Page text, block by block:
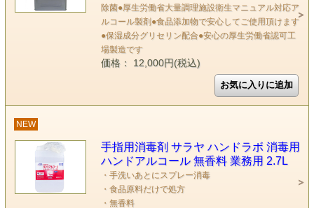
除菌●厚生労働省大量調理施設衛生マニュアル対応ア
ルコール製剤●食品添加物で安心してご使用頂けます
●保湿成分グリセリン配合●安心の厚生労働省認可工
場製造です
価格： 12,000円(税込)
NEW
手指用消毒剤 サラヤ ハンドラボ 消毒用
ハンドアルコール 無香料 業務用 2.7L
・手洗いあとにスプレー消毒
・食品原料だけで処方
・無香料